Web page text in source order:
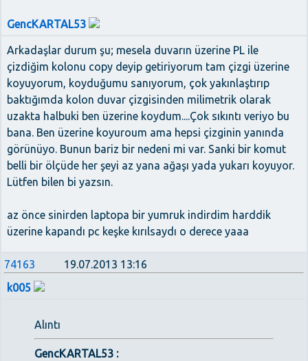
GencKARTAL53
Arkadaşlar durum şu; mesela duvarın üzerine PL ile
çizdiğim kolonu copy deyip getiriyorum tam çizgi üzerine
koyuyorum, koyduğumu sanıyorum, çok yakınlaştırıp
baktığımda kolon duvar çizgisinden milimetrik olarak
uzakta halbuki ben üzerine koydum....Çok sıkıntı veriyo bu
bana. Ben üzerine koyuroum ama hepsi çizginin yanında
görünüyo. Bunun bariz bir nedeni mi var. Sanki bir komut
belli bir ölçüde her şeyi az yana ağaşı yada yukarı koyuyor.
Lütfen bilen bi yazsın.
az önce sinirden laptopa bir yumruk indirdim harddik
üzerine kapandı pc keşke kırılsaydı o derece yaaa
74163
19.07.2013 13:16
k005
Alıntı
GencKARTAL53 :